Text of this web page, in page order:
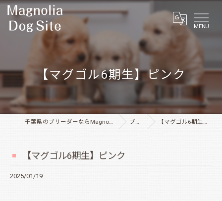
MENU
【マグゴル6期生】ピンク
千葉県のブリーダーならMagnolia Dog Site ブログ 【マグゴル6期生】ピンク
【マグゴル6期生】ピンク
2025/01/19